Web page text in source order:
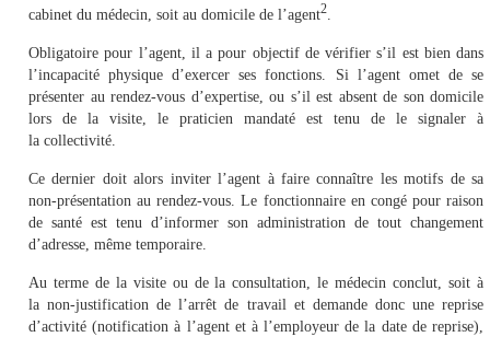
cabinet du médecin, soit au domicile de l’agent2
Obligatoire pour l’agent, il a pour objectif de vérifier s’il est bien dans
l’incapacité physique d’exercer ses fonctions. Si l’agent omet de se
présenter au rendez-vous d’expertise, ou s’il est absent de son domicile
lors de la visite, le praticien mandaté est tenu de le signaler à
la collectivité.
Ce dernier doit alors inviter l’agent à faire connaître les motifs de sa
non-présentation au rendez-vous. Le fonctionnaire en congé pour raison
de santé est tenu d’informer son administration de tout changement
d’adresse, même temporaire.
Au terme de la visite ou de la consultation, le médecin conclut, soit à
la non-justification de l’arrêt de travail et demande donc une reprise
d’activité (notification à l’agent et à l’employeur de la date de reprise),